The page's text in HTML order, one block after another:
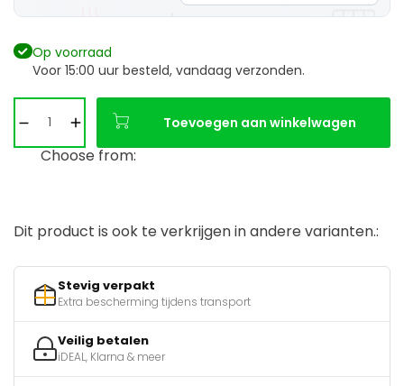
Op voorraad
Voor 15:00 uur besteld, vandaag verzonden.
Toevoegen aan winkelwagen
Choose from:
Dit product is ook te verkrijgen in andere varianten.:
Stevig verpakt
Extra bescherming tijdens transport
Veilig betalen
iDEAL, Klarna & meer